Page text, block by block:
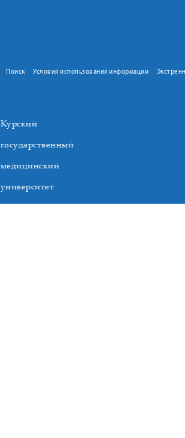
Поиск Условия использования информации
Курский
государственный
медицинский
университет